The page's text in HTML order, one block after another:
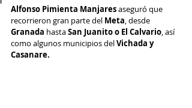
Alfonso Pimienta Manjares aseguró que
recorrieron gran parte del Meta, desde
Granada hasta San Juanito o El Calvario, así
como algunos municipios del Vichada y
Casanare.